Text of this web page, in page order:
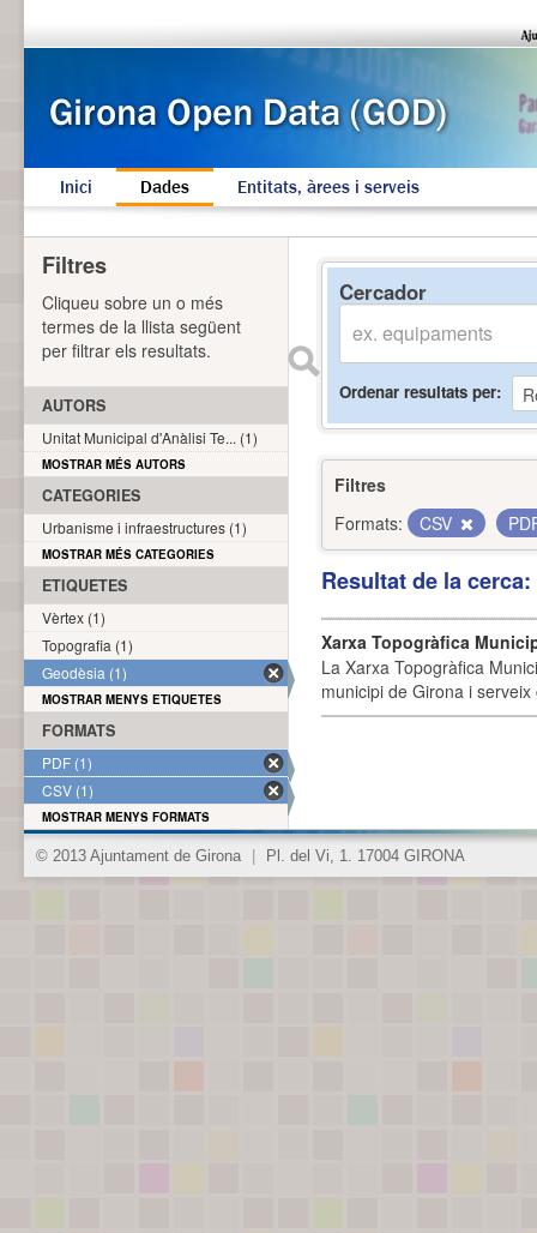
Inici Dades Entitats, àrees i serveis
Cercador
Ordenar resultats per
Filtres
Formats:
CSV
Resultat de la
Xarxa Topogràfica
La Xarxa Topogràfica
municipi de Girona i
Filtres
Cliqueu sobre un o més
termes de la llista següent
per filtrar els resultats.
AUTORS
Unitat Municipal d'Anàlisi Te... (1)
MOSTRAR MÉS AUTORS
CATEGORIES
Urbanisme i infraestructures (1)
MOSTRAR MÉS CATEGORIES
ETIQUETES
Vèrtex (1)
Topografia (1)
Geodèsia (1)
MOSTRAR MENYS ETIQUETES
FORMATS
PDF (1)
CSV (1)
MOSTRAR MENYS FORMATS
© 2013 Ajuntament de Girona Pl. del Vi, 1. 17004 GIRONA